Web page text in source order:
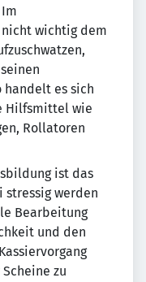
nicht wichtig dem
handelt es sich
Hilfsmittel wie
Rollatoren
ist das
stressig werden
Bearbeitung
und den
zu